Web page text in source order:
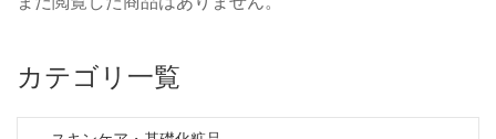
カテゴリ一覧